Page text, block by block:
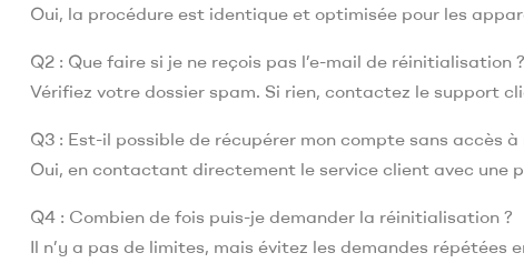
Oui, la procédure est identique et optimisée pour les
Q2 : Que faire si je ne reçois pas l’e-mail de réinitialisation ?
Vérifiez votre dossier spam. Si rien, contactez le support
Q3 : Est-il possible de récupérer mon compte sans accès à
Oui, en contactant directement le service client avec une
Q4 : Combien de fois puis-je demander la réinitialisation ?
Il n’y a pas de limites, mais évitez les demandes